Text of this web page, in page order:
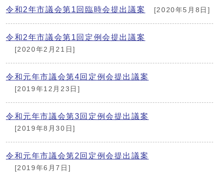
令和2年市議会第1回臨時会提出議案 [2020年5月8日]
令和2年市議会第1回定例会提出議案
[2020年2月21日]
令和元年市議会第4回定例会提出議案
[2019年12月23日]
令和元年市議会第3回定例会提出議案
[2019年8月30日]
令和元年市議会第2回定例会提出議案
[2019年6月7日]